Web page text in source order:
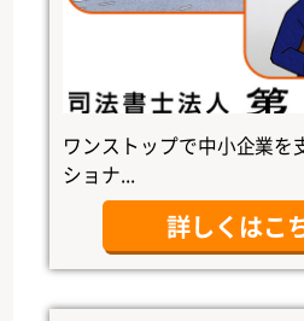
ワンストップで中小企業を
ショナ...
詳しくはこ